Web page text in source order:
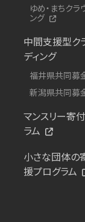
ゆめ・まちクラ
ング
中間支援型ク
ディング
福井県共同募
新潟県共同募
マンスリー寄
ラム
小さな団体の
援プログラム